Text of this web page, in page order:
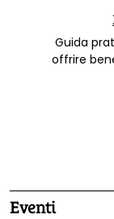
Guida
Eventi